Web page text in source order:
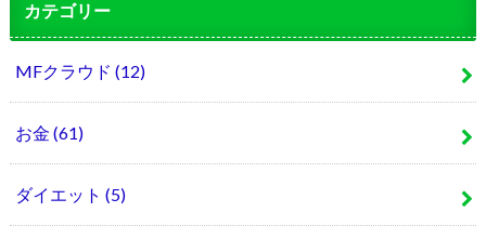
カテゴリー
MFクラウド (12)
お金 (61)
ダイエット (5)